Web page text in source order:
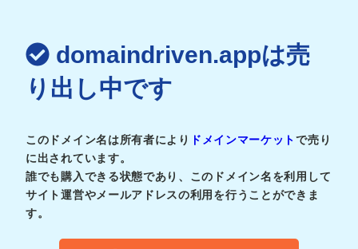
domaindriven.appは売
り出し中です
このドメイン名は所有者により ドメインマーケットで売り
に出されています。
誰でも購入できる状態であり、このドメイン名を利用して
サイト運営やメールアドレスの利用を行うことができま
す。